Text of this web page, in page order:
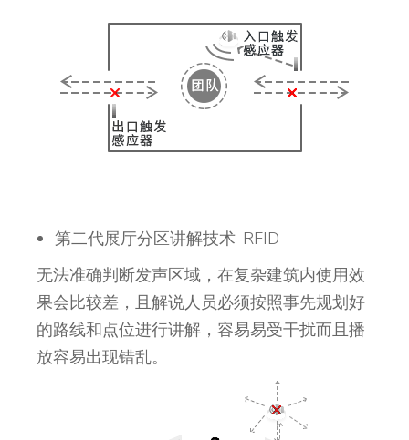
第二代展厅分区讲解技术-RFID
无法准确判断发声区域，在复杂建筑内使用效
果会比较差，且解说人员必须按照事先规划好
的路线和点位进行讲解，容易易受干扰而且播
放容易出现错乱。